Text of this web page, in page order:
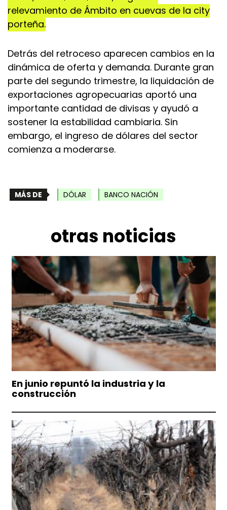
relevamiento de Ámbito en cuevas de la city
porteña.
Detrás del retroceso aparecen cambios en la
dinámica de oferta y demanda. Durante gran
parte del segundo trimestre, la liquidación de
exportaciones agropecuarias aportó una
importante cantidad de divisas y ayudó a
sostener la estabilidad cambiaria. Sin
embargo, el ingreso de dólares del sector
comienza a moderarse.
MÁS DE DÓLAR BANCO NACIÓN
otras noticias
En junio repuntó la industria y la
construcción